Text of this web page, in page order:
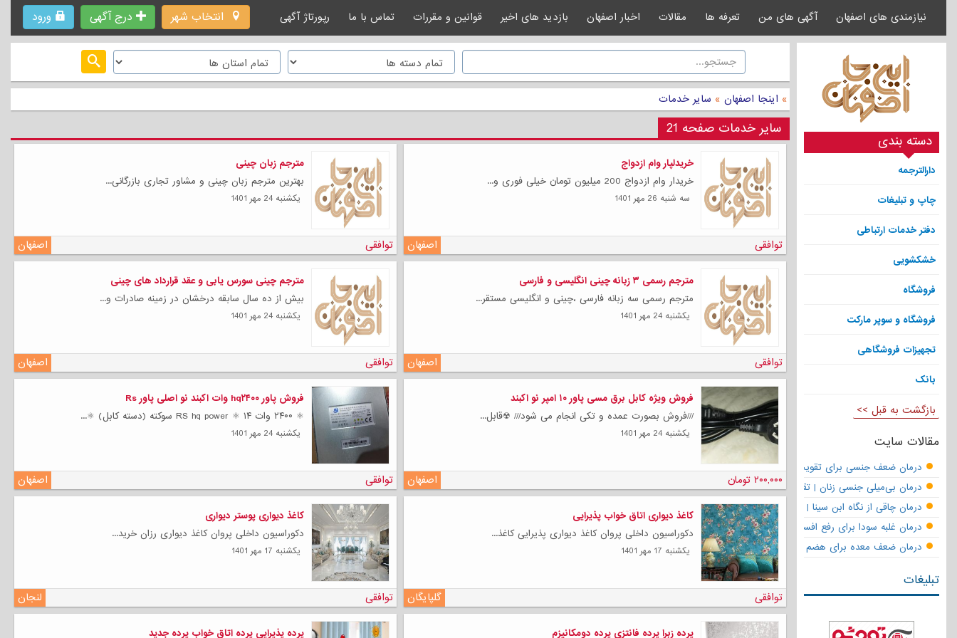
انتخاب شهر درج آگهی ورود نیازمندی های اصفهان آگهی های من تعرفه ها مقالات اخبار اصفهان بازدید های اخیر قوانین و مقررات تماس با ما رپورتاژ آگهی
دسته بندی
دارالترجمه
چاپ و تبلیغات
دفتر خدمات ارتباطی
خشکشویی
فروشگاه
فروشگاه و سوپر مارکت
تجهیزات فروشگاهی
بانک
بازگشت به قبل >>
مقالات سایت
درمان ضعف جنسی برای تقویت قوای مردانه | تقویت نعوظ و رفع زودانزالی
درمان بی‌میلی جنسی زنان | تقویت قوای جنسی و بازگشت لذت
درمان چاقی از نگاه ابن سینا | نسخه حکما برای کاهش وزن طبیعی
درمان غلبه سودا برای رفع افسردگی
درمان ضعف معده برای هضم قوی
تبلیغات
» اینجا اصفهان » سایر خدمات
سایر خدمات صفحه 21
خریدلپار وام ازدواج
خریدار وام ازدواج 200 میلیون تومان خیلی فوری و...
سه شنبه 26 مهر 1401
اصفهان توافقی
مترجم زبان چینی
بهترین مترجم زبان چینی و مشاور تجاری بازرگانی...
يكشنبه 24 مهر 1401
اصفهان توافقی
مترجم رسمی ۳ زبانه چینی انگلیسی و فارسی
مترجم رسمی سه زبانه فارسی ،چینی و انگلیسی مستقر...
يكشنبه 24 مهر 1401
اصفهان توافقی
مترجم چینی سورس یابی و عقد قرارداد های چینی
بیش از ده سال سابقه درخشان در زمینه صادرات و...
يكشنبه 24 مهر 1401
اصفهان توافقی
فروش ویژه کابل برق مسی پاور ۱۰ امپر نو اکبند
///فروش بصورت عمده و تکی انجام می شود/// ☢قابل...
يكشنبه 24 مهر 1401
اصفهان ۲۰۰,۰۰۰ تومان
فروش پاور hq۲۴۰۰ وات اکبند نو اصلی پاور Rs
⚛ ۲۴۰۰ وات RS hq power ⚛ ۱۴ سوکته (دسته کابل) ⚛...
يكشنبه 24 مهر 1401
اصفهان توافقی
کاغذ دیواری اتاق خواب پذیرایی
دکوراسیون داخلی پروان کاغذ دیواری پذیرایی کاغذ...
يكشنبه 17 مهر 1401
گلپایگان توافقی
کاغذ دیواری پوستر دیواری
دکوراسیون داخلی پروان کاغذ دیواری رزان خرید...
يكشنبه 17 مهر 1401
لنجان توافقی
پرده زبرا پرده فانتزی پرده دومکانیزم پرده پذیرایی پرده اتاق خواب پرده جدید